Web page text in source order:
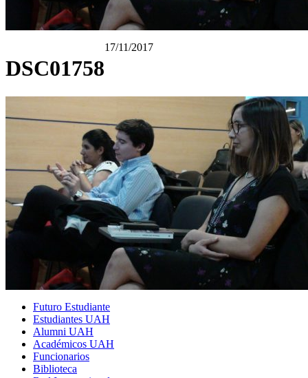
DSC01758
17/11/2017
Futuro Estudiante
Estudiantes UAH
Alumni UAH
Académicos UAH
Funcionarios
Biblioteca